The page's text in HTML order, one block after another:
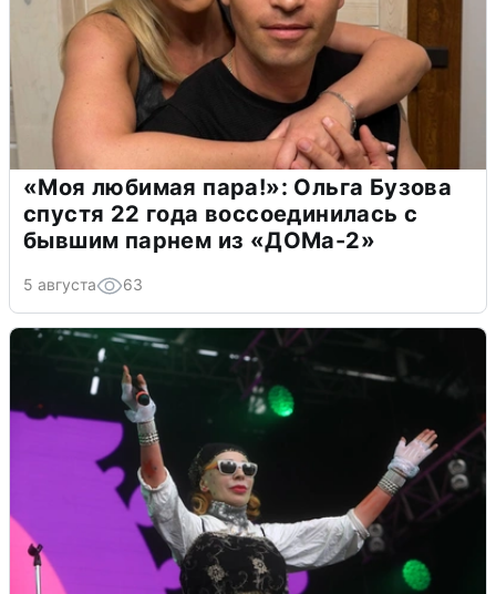
«Моя любимая пара!»: Ольга Бузова
спустя 22 года воссоединилась с
бывшим парнем из «ДОМа-2»
5 августа 63